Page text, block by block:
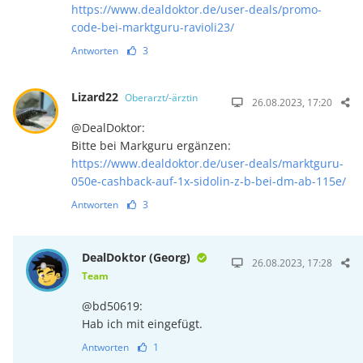
https://www.dealdoktor.de/user-deals/promo-
code-bei-marktguru-ravioli23/
Antworten 3
Lizard22 Oberarzt/-ärztin 26.08.2023, 17:20
@DealDoktor:
Bitte bei Markguru ergänzen:
https://www.dealdoktor.de/user-deals/marktguru-
050e-cashback-auf-1x-sidolin-z-b-bei-dm-ab-115e/
Antworten 3
DealDoktor (Georg)
Team
26.08.2023, 17:28
@bd50619:
Hab ich mit eingefügt.
Antworten 1